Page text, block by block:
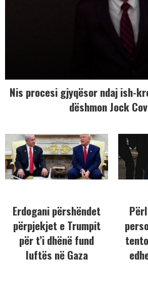
Nis procesi gjyqësor ndaj ish-
dëshmon Jock
Erdogani përshëndet
përpjekjet e Trumpit
për t’i dhënë fund
luftës në Gaza